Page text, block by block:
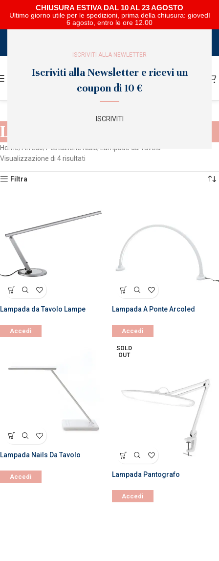
ISCRIVITI ALLA NEWLETTER
Iscriviti alla Newsletter e ricevi un
coupon di 10 €
ISCRIVITI
CHIUSURA ESTIVA DAL 10 AL 23 AGOSTO
Ultimo giorno utile per le spedizioni, prima della chiusura: giovedì
6 agosto, entro le ore 12.00
Lampade da Tavolo
Home Arredo Postazione Nails Lampade da Tavolo
Visualizzazione di 4 risultati
Filtra
Lampada da Tavolo Lampe
Accedi
Lampada A Ponte Arcoled
Accedi
Lampada Nails Da Tavolo
Accedi
SOLD
OUT
Lampada Pantografo
Accedi